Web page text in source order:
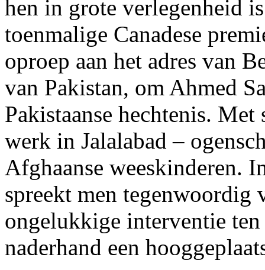
hen in grote verlegenheid
toenmalige Canadese
oproep aan het adres van
van Pakistan, om Ahmed
Pakistaanse hechtenis.
werk in Jalalabad –
Afghaanse weeskinderen.
spreekt men tegenwoordig
ongelukkige interventie
naderhand een